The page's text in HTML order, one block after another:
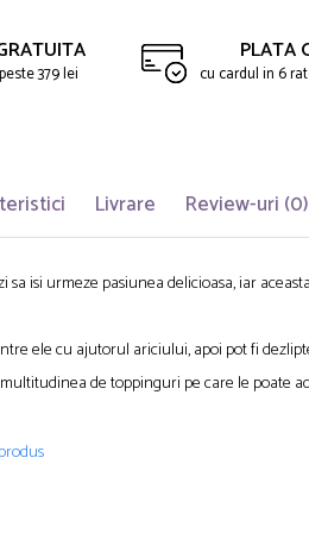
379 lei
PLATA
cu cardul in 6
Livrare Review-uri (0)
sa isi urmeze pasiunea delicioasa, iar aceast
ele cu ajutorul ariciului, apoi pot fi
de toppinguri pe care le poate